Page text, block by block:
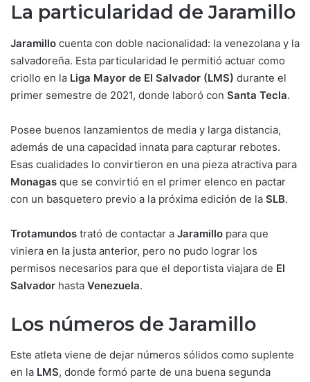
La particularidad de Jaramillo
Jaramillo cuenta con doble nacionalidad: la venezolana y la
salvadoreña. Esta particularidad le permitió actuar como
criollo en la Liga Mayor de El Salvador (LMS) durante el
primer semestre de 2021, donde laboró con Santa Tecla.
Posee buenos lanzamientos de media y larga distancia,
además de una capacidad innata para capturar rebotes.
Esas cualidades lo convirtieron en una pieza atractiva para
Monagas que se convirtió en el primer elenco en pactar
con un basquetero previo a la próxima edición de la SLB.
Trotamundos trató de contactar a Jaramillo para que
viniera en la justa anterior, pero no pudo lograr los
permisos necesarios para que el deportista viajara de El
Salvador hasta Venezuela.
Los números de Jaramillo
Este atleta viene de dejar números sólidos como suplente
en la LMS, donde formó parte de una buena segunda